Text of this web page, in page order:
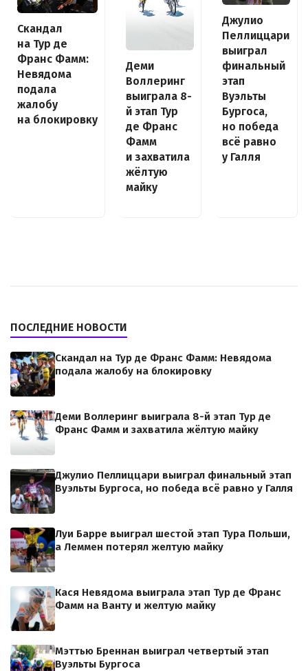
Скандал
на Тур де
Франс Фамм:
Невядома
подала
жалобу
на блокировку
Деми
Воллеринг
выиграла 8-
й этап Тур
де Франс
Фамм
и захватила
жёлтую
майку
Джулио
Пеллиццари
выиграл
финальный
этап
Вуэльты
Бургоса,
но победа
всё равно
у Галля
ПОСЛЕДНИЕ НОВОСТИ
Скандал на Тур де Франс Фамм: Невядома
подала жалобу на блокировку
Деми Воллеринг выиграла 8-й этап Тур де
Франс Фамм и захватила жёлтую майку
Джулио Пеллиццари выиграл финальный этап
Вуэльты Бургоса, но победа всё равно у Галля
Луи Барре выиграл шестой этап Тура Польши,
а Леммен потерял желтую майку
Кася Невядома выиграла этап Тур де Франс
Фамм на Ванту и желтую майку
Мэттью Бреннан выиграл четвертый этап
Вуэльты Бургоса